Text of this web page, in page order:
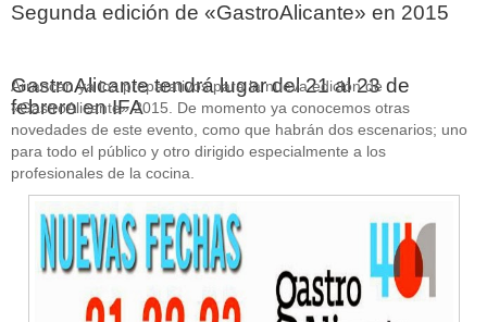
Segunda edición de «GastroAlicante» en 2015
GastroAlicante tendrá lugar del 21 al 23 de
febrero en IFA
Arrancan ya los preparativos para la nueva edición de
«GastroAlicante» 2015. De momento ya conocemos otras
novedades de este evento, como que habrán dos escenarios; uno
para todo el público y otro dirigido especialmente a los
profesionales de la cocina.